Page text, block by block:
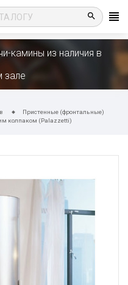
search
камины из наличия в
зале
Пристенные (фронтальные)
колпаком (Palazzetti)